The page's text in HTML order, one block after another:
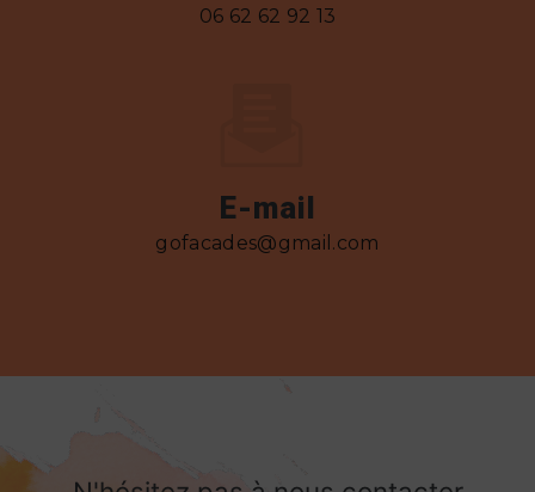
06 62 62 92 13
E-mail
gofacades@gmail.com